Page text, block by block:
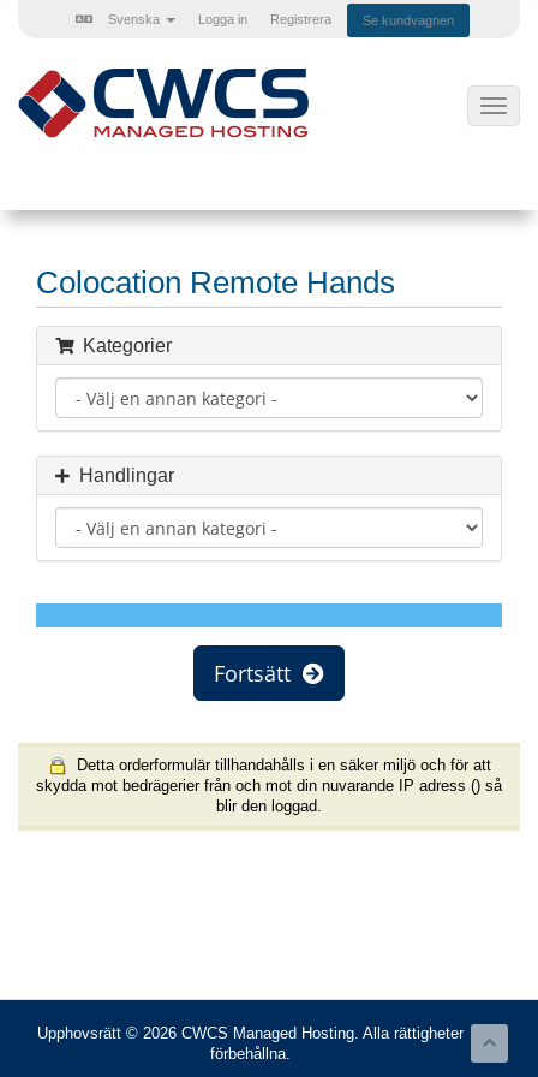
Svenska Logga in Registrera Se kundvagnen
Växla
Colocation Remote Hands
Kategorier
Handlingar
Fortsätt
Detta orderformulär tillhandahålls i en säker miljö och för att
skydda mot bedrägerier från och mot din nuvarande IP adress () så
blir den loggad.
Upphovsrätt © 2026 CWCS Managed Hosting. Alla rättigheter
förbehållna.